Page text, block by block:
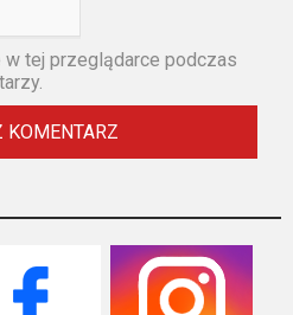
w tej przeglądarce podczas